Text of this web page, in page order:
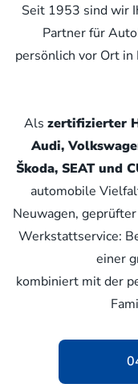
Seit 1953 sind wir
Partner für
persönlich vor Ort in
Als zertifizierter
Audi,
Škoda, SEAT und
automobile
Neuwagen,
Werkstattservice:
einer
kombiniert mit der